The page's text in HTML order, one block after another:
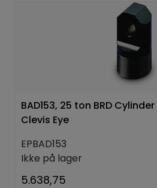
BAD153, 25 ton BRD
Clevis Eye
EPBAD153
Ikke på lager
5.638,75